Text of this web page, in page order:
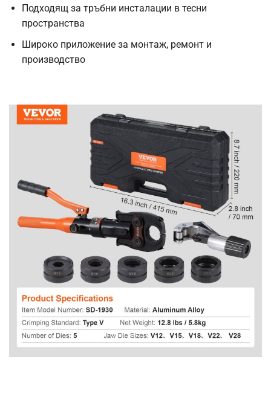
Подходящ за тръбни инсталации в тесни
пространства
Широко приложение за монтаж, ремонт и
производство